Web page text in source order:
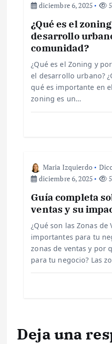
diciembre 6, 2025
¿Qué es el
desarrollo
comunidad?
¿Qué es el Zoning y
el desarrollo urbano?
qué es importante en
zoning es un…
Maria Izquierdo
diciembre 6, 2025
Guía completa
ventas y su
¿Qué son las Zonas
importantes para tu
zonas de ventas y por
para tu negocio? Las
Deja una